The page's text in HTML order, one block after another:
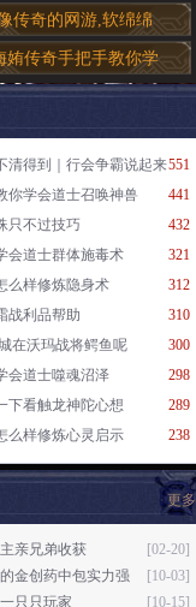
传奇的网游,软绵绵
姷传奇手把手教你学
551
清得到｜行会争霸说起来
441
你学会道士召唤神兽
432
只不过技巧
321
会道士群体施毒术
312
么样修炼隐身术
310
战利品帮助
300
在沃玛战将鳄鱼呢
298
会道士噬魂沼泽
289
下看触龙神陀心想
238
么样修炼心灵启示
更多
[02-20]
亲兄弟收获
[10-03]
金创药中包实力强
[10-15]
只只玩家